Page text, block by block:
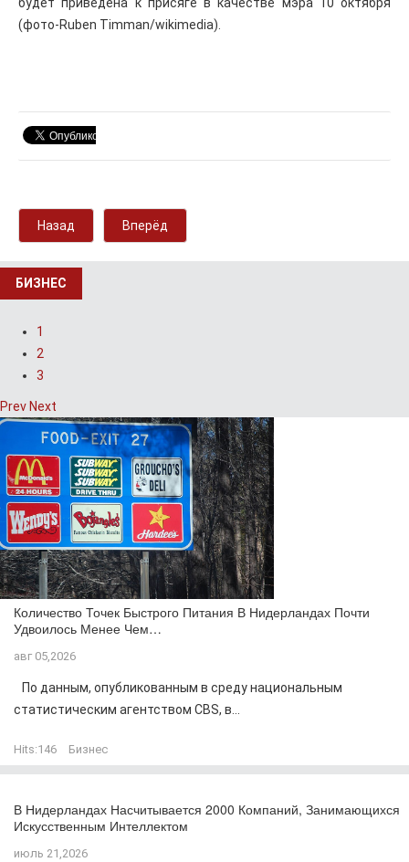
(фото-Ruben Timman/wikimedia).
Назад Вперёд
БИЗНЕС
1
2
3
Prev Next
Количество Точек Быстрого Питания В Нидерландах Почти
Удвоилось Менее Чем…
авг 05,2026
По данным, опубликованным в среду национальным
статистическим агентством CBS, в...
Hits:146 Бизнес
В Нидерландах Насчитывается 2000 Компаний, Занимающихся
Искусственным Интеллектом
июль 21,2026